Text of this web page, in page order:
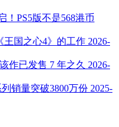
！PS5版不是568港币
王国之心4》的工作 2026-
作已发售 7 年之久 2026-
销量突破3800万份 2025-